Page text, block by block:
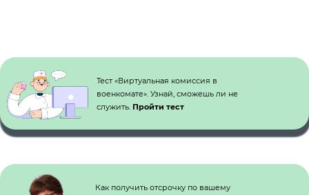
Тест «Виртуальная комиссия в
военкомате». Узнай, сможешь ли не
служить. Пройти тест
Как получить отсрочку по вашему